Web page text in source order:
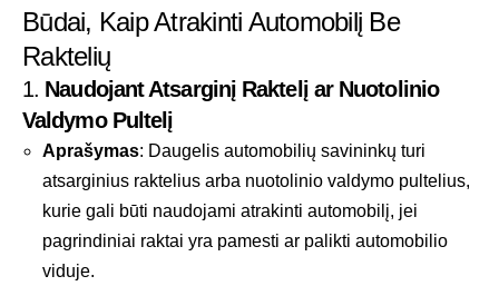
Būdai, Kaip Atrakinti Automobilį Be
Raktelių
1. Naudojant Atsarginį Raktelį ar Nuotolinio
Valdymo Pultelį
Aprašymas: Daugelis automobilių savininkų turi
atsarginius raktelius arba nuotolinio valdymo pultelius,
kurie gali būti naudojami atrakinti automobilį, jei
pagrindiniai raktai yra pamesti ar palikti automobilio
viduje.